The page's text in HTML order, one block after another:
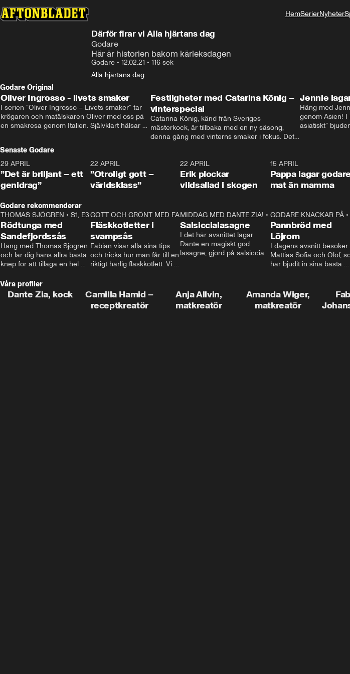
HemSerierNyheter
Därför firar vi Alla hjärtans dag
Godare
Här är historien bakom kärleksdagen
Godare • 12.02.21 • 116 sek
Alla hjärtans dag
Godare Original
Oliver Ingrosso - livets smaker
I serien ”Oliver Ingrosso – Livets smaker” tar
krögaren och matälskaren Oliver med oss på
en smakresa genom Italien. Självklart hälsar
Festligheter med Catarina König –
vinterspecial
Catarina König, känd från Sveriges
mästerkock, är tillbaka med en ny säsong,
denna gång med vinterns smaker i fokus. Det
Jennie
Häng med
genom Asien!
asiatiskt”
Senaste Godare
0:50
29 APRIL
”Det är briljant – ett
genidrag”
1:00
22 APRIL
”Otroligt gott –
världsklass”
22 APRIL
Erik plockar
vildsallad i skogen
15 APRIL
Pappa lagar godare
mat än mamma
Godare rekommenderar
13:56
THOMAS SJÖGREN • S1, E3
Rödtunga med
Sandefjordssås
Häng med Thomas Sjögren
och lär dig hans allra bästa
knep för att tillaga en hel
helstekt rödtunga med
sandefjordssås och en
magisk sallad på pepparrot
12:17
GOTT OCH GRÖNT MED FABBE•S2, E2
Fläskkotletter i
svampsås
Fabian visar alla sina tips
och tricks hur man får till en
riktigt härlig fläskkotlett. Vi
Fredrik som lämnat stan
och sadlat om till grisbonde
på Gotland.
16:10
MIDDAG MED DANTE ZIA! •S1, E1
Salsiccialasagne
I det här avsnittet lagar
Dante en magiskt god
lasagne, gjord på salsiccia
GODARE KNACKAR PÅ•
Pannbröd med
Löjrom
I dagens avsnitt besöker
Mattias Sofia och Olof,
har bjudit in sina bästa
visar hur man skapar en
riktig
hemma, dom där extra
Våra profiler
Dante Zia, kock
Camilla Hamid –
receptkreatör
Anja Allvin,
matkreatör
Amanda Wiger,
matkreatör